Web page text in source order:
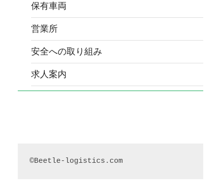
保有車両
営業所
安全への取り組み
求人案内
©Beetle-logistics.com